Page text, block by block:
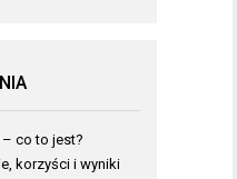
– co to jest?
korzyści i wyniki